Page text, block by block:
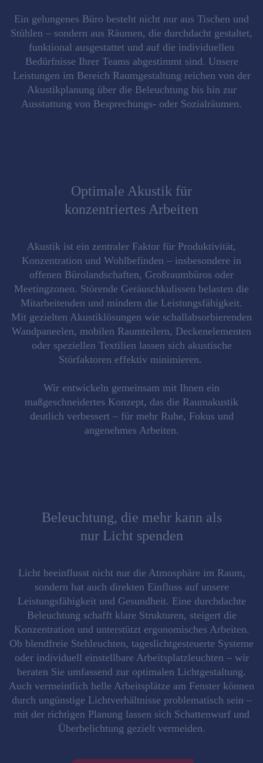
Ein gelungenes Büro besteht nicht nur aus Tischen und
Stühlen – sondern aus Räumen, die durchdacht gestaltet,
funktional ausgestattet und auf die individuellen
Bedürfnisse Ihrer Teams abgestimmt sind. Unsere
Leistungen im Bereich Raumgestaltung reichen von der
Akustikplanung über die Beleuchtung bis hin zur
Ausstattung von Besprechungs- oder Sozialräumen.
Optimale Akustik für
konzentriertes Arbeiten
Akustik ist ein zentraler Faktor für Produktivität,
Konzentration und Wohlbefinden – insbesondere in
offenen Bürolandschaften, Großraumbüros oder
Meetingzonen. Störende Geräuschkulissen belasten die
Mitarbeitenden und mindern die Leistungsfähigkeit.
Mit gezielten Akustiklösungen wie schallabsorbierenden
Wandpaneelen, mobilen Raumteilern, Deckenelementen
oder speziellen Textilien lassen sich akustische
Störfaktoren effektiv minimieren.
Wir entwickeln gemeinsam mit Ihnen ein
maßgeschneidertes Konzept, das die Raumakustik
deutlich verbessert – für mehr Ruhe, Fokus und
angenehmes Arbeiten.
Beleuchtung, die mehr kann als
nur Licht spenden
Licht beeinflusst nicht nur die Atmosphäre im Raum,
sondern hat auch direkten Einfluss auf unsere
Leistungsfähigkeit und Gesundheit. Eine durchdachte
Beleuchtung schafft klare Strukturen, steigert die
Konzentration und unterstützt ergonomisches Arbeiten.
Ob blendfreie Stehleuchten, tageslichtgesteuerte Systeme
oder individuell einstellbare Arbeitsplatzleuchten – wir
beraten Sie umfassend zur optimalen Lichtgestaltung.
Auch vermeintlich helle Arbeitsplätze am Fenster können
durch ungünstige Lichtverhältnisse problematisch sein –
mit der richtigen Planung lassen sich Schattenwurf und
Überbelichtung gezielt vermeiden.